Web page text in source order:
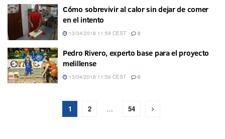
Cómo sobrevivir al calor sin dejar de comer
en el intento
13/04/2018 11:59 CEST 0
Pedro Rivero, experto base para el proyecto
melillense
13/04/2018 11:59 CEST 0
1 2 … 54